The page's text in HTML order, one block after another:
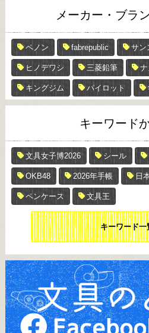
メーカー・ブラ
ペノン fabrepublic サン
ヒノデワシ 三菱鉛筆
キングジム パイロット
キーワード
文具女子博2026 シール
OKB48 2026年手帳 日
ペンケース 文具王
キーワード一